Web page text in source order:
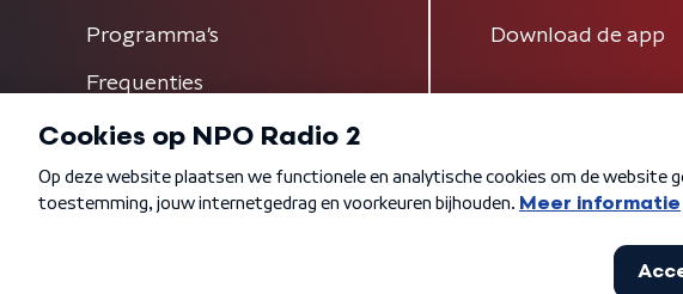
Programma's
Frequenties
Download de app
Algemene voorwaarden Privacybeleid